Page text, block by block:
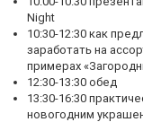
Night
10:30-12:30 как
заработать на
примерах
12:30-13:30 обед
13:30-16:30
новогодним